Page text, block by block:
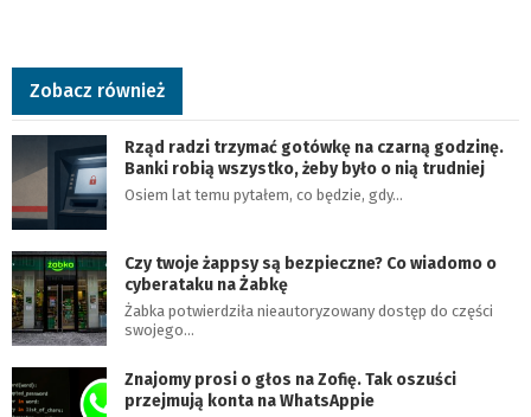
Zobacz również
Rząd radzi trzymać gotówkę na czarną godzinę.
Banki robią wszystko, żeby było o nią trudniej
Osiem lat temu pytałem, co będzie, gdy…
Czy twoje żappsy są bezpieczne? Co wiadomo o
cyberataku na Żabkę
Żabka potwierdziła nieautoryzowany dostęp do części
swojego…
Znajomy prosi o głos na Zofię. Tak oszuści
przejmują konta na WhatsAppie